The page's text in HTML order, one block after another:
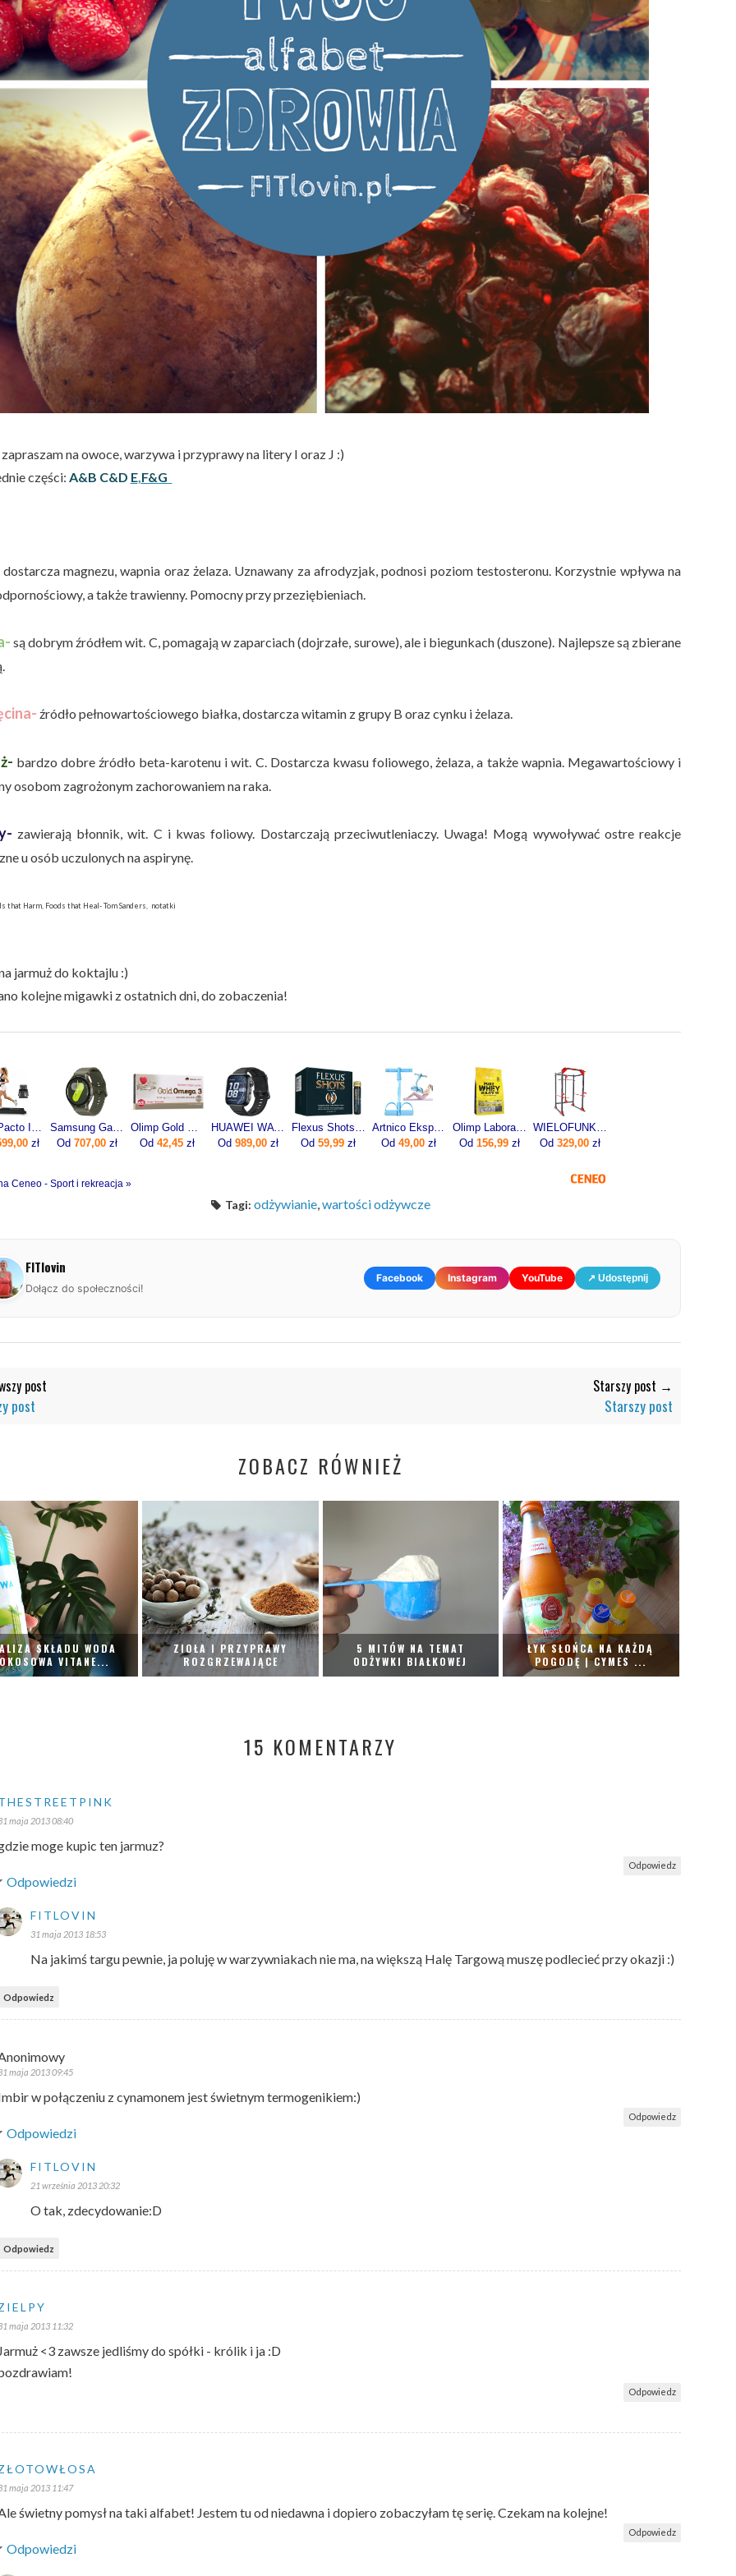
na owoce, warzywa i przyprawy na litery I oraz J :)
części: A&B C&D E,F&G
dostarcza magnezu, wapnia oraz żelaza. Uznawany za afrodyzjak, podnosi poziom testosteronu. Korzystnie wpływa na
a także trawienny. Pomocny przy przeziębieniach.
są dobrym źródłem wit. C, pomagają w zaparciach (dojrzałe, surowe), ale i biegunkach (duszone). Najlepsze są zbierane
źródło pełnowartościowego białka, dostarcza witamin z grupy B oraz cynku i żelaza.
bardzo dobre źródło beta-karotenu i wit. C. Dostarcza kwasu foliowego, żelaza, a także wapnia. Megawartościowy i
osobom zagrożonym zachorowaniem na raka.
zawierają błonnik, wit. C i kwas foliowy. Dostarczają przeciwutleniaczy. Uwaga! Mogą wywoływać ostre reakcje
u osób uczulonych na aspirynę.
that Harm, Foods that Heal- Tom Sanders, notatki
jarmuż do koktajlu :)
kolejne migawki z ostatnich dni, do zobaczenia!
Zipro Pacto Iconsole+ Bluetooth 5221
zł
Samsung Galaxy Watch7 SM-L310 44mm Khaki
Od 707,00zł
Olimp Gold Omega 3 60kaps.
Od 42,45 zł
HUAWEI WATCH FIT 5 Pro Czarny
Od 989,00zł
Flexus Shots 20x10ml
Od 59,99 zł
Artnico Ekspander Do Ćwiczeń Z Pedałami Gumy Oporowe Trening Nóg Brzucha Błekitny
Od 49,00 zł
Olimp Laboratories Pure Whey Isolate 95 600g
Od 156,99zł
WIELOFUNKCYJNA KLATKA DO ĆWICZEŃ KSSL025/2 Z WYCIĄGIEM
Od 329,00zł
Ceneo - Sport i rekreacja »
Tagi: odżywianie,wartości odżywcze
FITlovin
Dołącz do społeczności!
Facebook Instagram YouTube ↗ Udostępnij
post
post
Starszy post →
Starszy post
ZOBACZ RÓWNIEŻ
SKŁADU WODA
VITANE...
ZIOŁA I PRZYPRAWY
ROZGRZEWAJĄCE
5 MITÓW NA TEMAT
ODŻYWKI BIAŁKOWEJ
ŁYK SŁOŃCA NA KAŻDĄ
POGODĘ | CYMES ...
15 KOMENTARZY
maja 2013 08:40
moge kupic ten jarmuz?
Odpowiedz
Odpowiedzi
FITLOVIN
31 maja 2013 18:53
Na jakimś targu pewnie, ja poluję w warzywniakach nie ma, na większą Halę Targową muszę podlecieć przy okazji :)
Odpowiedz
maja 2013 09:45
w połączeniu z cynamonem jest świetnym termogenikiem:)
Odpowiedz
Odpowiedzi
FITLOVIN
21 września 2013 20:32
O tak, zdecydowanie:D
Odpowiedz
maja 2013 11:32
<3 zawsze jedliśmy do spółki - królik i ja :D
Odpowiedz
maja 2013 11:47
świetny pomysł na taki alfabet! Jestem tu od niedawna i dopiero zobaczyłam tę serię. Czekam na kolejne!
Odpowiedz
Odpowiedzi